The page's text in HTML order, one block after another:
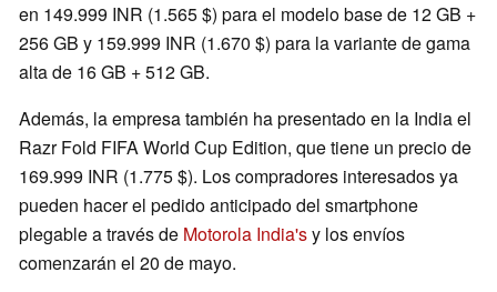
en 149.999 INR (1.565 $) para el modelo base de 12 GB +
256 GB y 159.999 INR (1.670 $) para la variante de gama
alta de 16 GB + 512 GB.
Además, la empresa también ha presentado en la India el
Razr Fold FIFA World Cup Edition, que tiene un precio de
169.999 INR (1.775 $). Los compradores interesados ya
pueden hacer el pedido anticipado del smartphone
plegable a través de Motorola India'sy los envíos
comenzarán el 20 de mayo.